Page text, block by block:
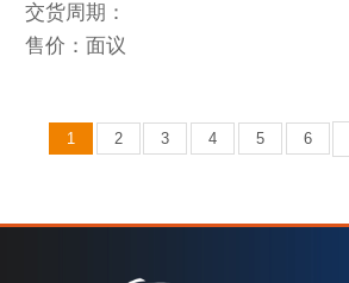
交货周期：
售价：面议
1 2 3 4 5 6